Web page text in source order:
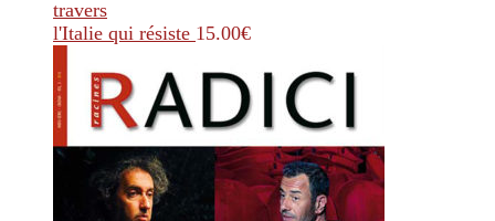
travers
l'Italie qui résiste 15.00€